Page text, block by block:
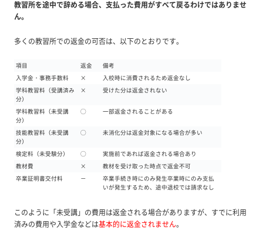
教習所を途中で辞める場合、支払った費用がすべて戻るわけではありませ
ん。
多くの教習所での返金の可否は、以下のとおりです。
項目 返金
備考
入学金・事務手数料
×
入校時に消費されるため返金なし
学科教習料（受講済み
分）
× 受けた分は返金されない
学科教習料（未受講
分）
◯ 一部返金されることがある
技能教習料（未受講
分）
◯ 未消化分は返金対象になる場合が多い
検定料（未受験分） ◯
実施前であれば返金される場合あり
教材費
×
教材を受け取った時点で返金不可
卒業証明書交付料
－
卒業手続き時にのみ発生卒業時にのみ支払
いが発生するため、途中退校では請求なし
このように「未受講」の費用は返金される場合がありますが、すでに利用
済みの費用や入学金などは基本的に返金されません。